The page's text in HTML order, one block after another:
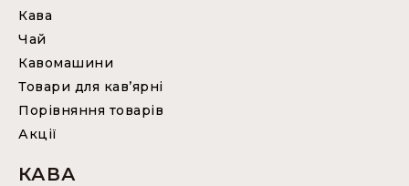
Кава
Чай
Кавомашини
Товари для кав’ярні
Порівняння товарів
Акції
КАВА